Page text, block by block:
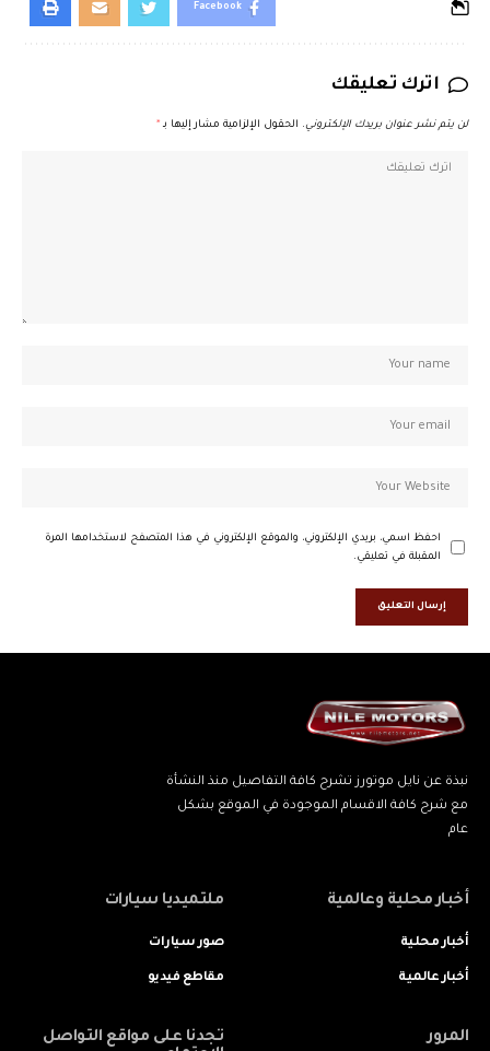
Facebook
اترك تعليقك
لن يتم نشر عنوان بريدك الإلكتروني. الحقول الإلزامية مشار إليها بـ *
احفظ اسمي، بريدي الإلكتروني، والموقع الإلكتروني في هذا المتصفح لاستخدامها المرة
المقبلة في تعليقي.
نبذة عن نايل موتورز تشرح كافة التفاصيل منذ النشأة
مع شرح كافة الاقسام الموجودة في الموقع بشكل
عام
أخبار محلية وعالمية
أخبار محلية
أخبار عالمية
ملتميديا سيارات
صور سيارات
مقاطع فيديو
المرور
تجدنا على مواقع التواصل